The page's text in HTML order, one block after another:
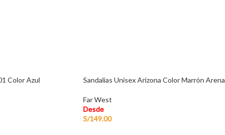
Color Azul Sandalias Unisex Arizona Color Marrón Arena
Far West
Desde
S/149.00